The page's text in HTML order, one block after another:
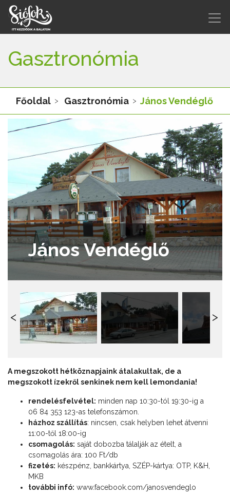
Gasztronómia
Főoldal Gasztronómia János Vendéglő
János Vendéglő
A megszokott hétköznapjaink átalakultak, de a
megszokott ízekről senkinek nem kell lemondania!
rendelésfelvétel: minden nap 10:30-tól 19:30-ig a
06 84 353 123-as telefonszámon.
házhoz szállítás: nincsen, csak helyben lehet átvenni
11:00-től 18:00-ig
csomagolás: saját dobozba tálalják az ételt, a
csomagolás ára: 100 Ft/db
fizetés: készpénz, bankkártya, SZÉP-kártya: OTP, K&H,
MKB
további infó: www.facebook.com/janosvendeglo